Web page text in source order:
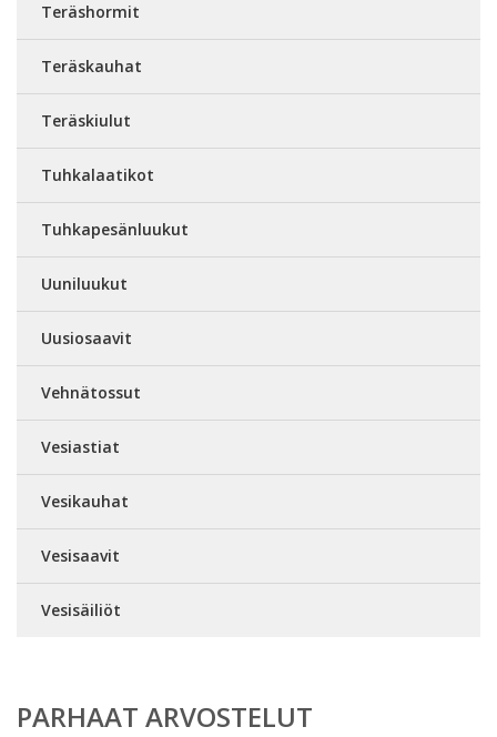
Teräshormit
Teräskauhat
Teräskiulut
Tuhkalaatikot
Tuhkapesänluukut
Uuniluukut
Uusiosaavit
Vehnätossut
Vesiastiat
Vesikauhat
Vesisaavit
Vesisäiliöt
PARHAAT ARVOSTELUT